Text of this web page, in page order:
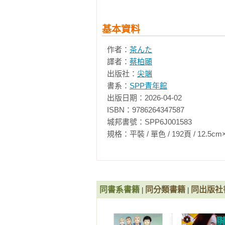
基本資料
作者： 茶んた
譯者： 蔡柏頤
出版社： 尖端
書系： SPP青年館
出版日期：2026-04-02
ISBN：9786264347587
城邦書號：SPP6J001583
規格：平裝 / 單色 / 192頁 /
同書系書籍 同分類書籍 同出版